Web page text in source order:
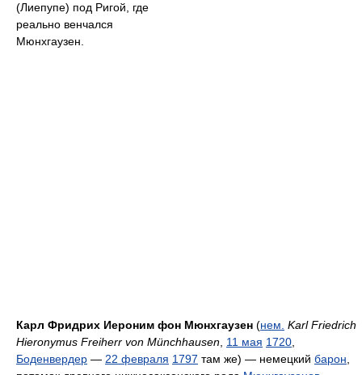
(Лиепупе) под Ригой, где
реально венчался
Мюнхгаузен.
Карл Фридрих Иероним фон Мюнхгаузен (нем. Karl Friedrich
Hieronymus Freiherr von Münchhausen 11 мая 1720
Боденвердер — 22 февраля 1797 там же) — немецкий барон